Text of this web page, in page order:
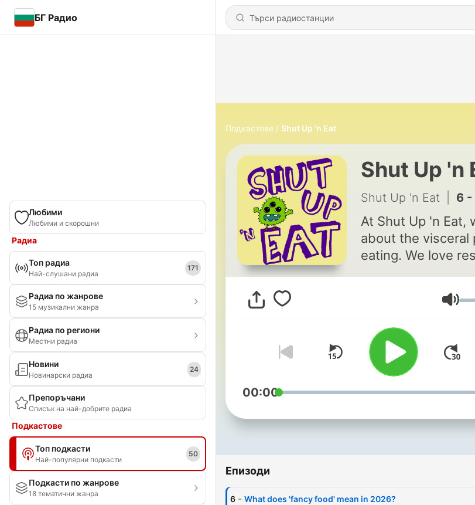
БГ Радио
Любими
Любими и скорошни
Радиа
Топ радиа
Най-слушани радиа
171
Радиа по жанрове
15 музикални жанра
Радиа по региони
Местни радиа
Новини
Новинарски радиа
24
Препоръчани
Списък на най-добрите радиа
Подкастове
Топ подкасти
Най-популярни подкасти
50
Подкасти по жанрове
18 тематични жанра
Подкастове Shut Up 'n Eat
Shut Up 'n
Shut Up 'n Eat 6 - What
At Shut Up 'n Eat,
about the visceral
eating. We love
bartenders, and
who make
love our fellow
catching up with
over a meal,
at a bar,
hourlong pizza
tables, where we
00:00
Епизоди
6 - What does 'fancy food' mean in 2026?